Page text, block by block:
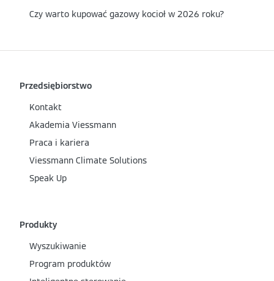
Czy warto kupować gazowy kocioł w 2026 roku?
Przedsiębiorstwo
Kontakt
Akademia Viessmann
Praca i kariera
Viessmann Climate Solutions
Speak Up
Produkty
Wyszukiwanie
Program produktów